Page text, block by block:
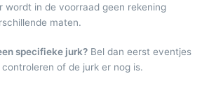
wordt in de voorraad geen rekening
maten.
specifieke jurk? Bel dan eerst eventjes
of de jurk er nog is.